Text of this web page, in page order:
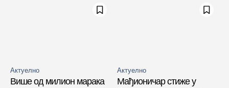
Актуелно
Више од милион марака
Актуелно
Мађионичар стиже у